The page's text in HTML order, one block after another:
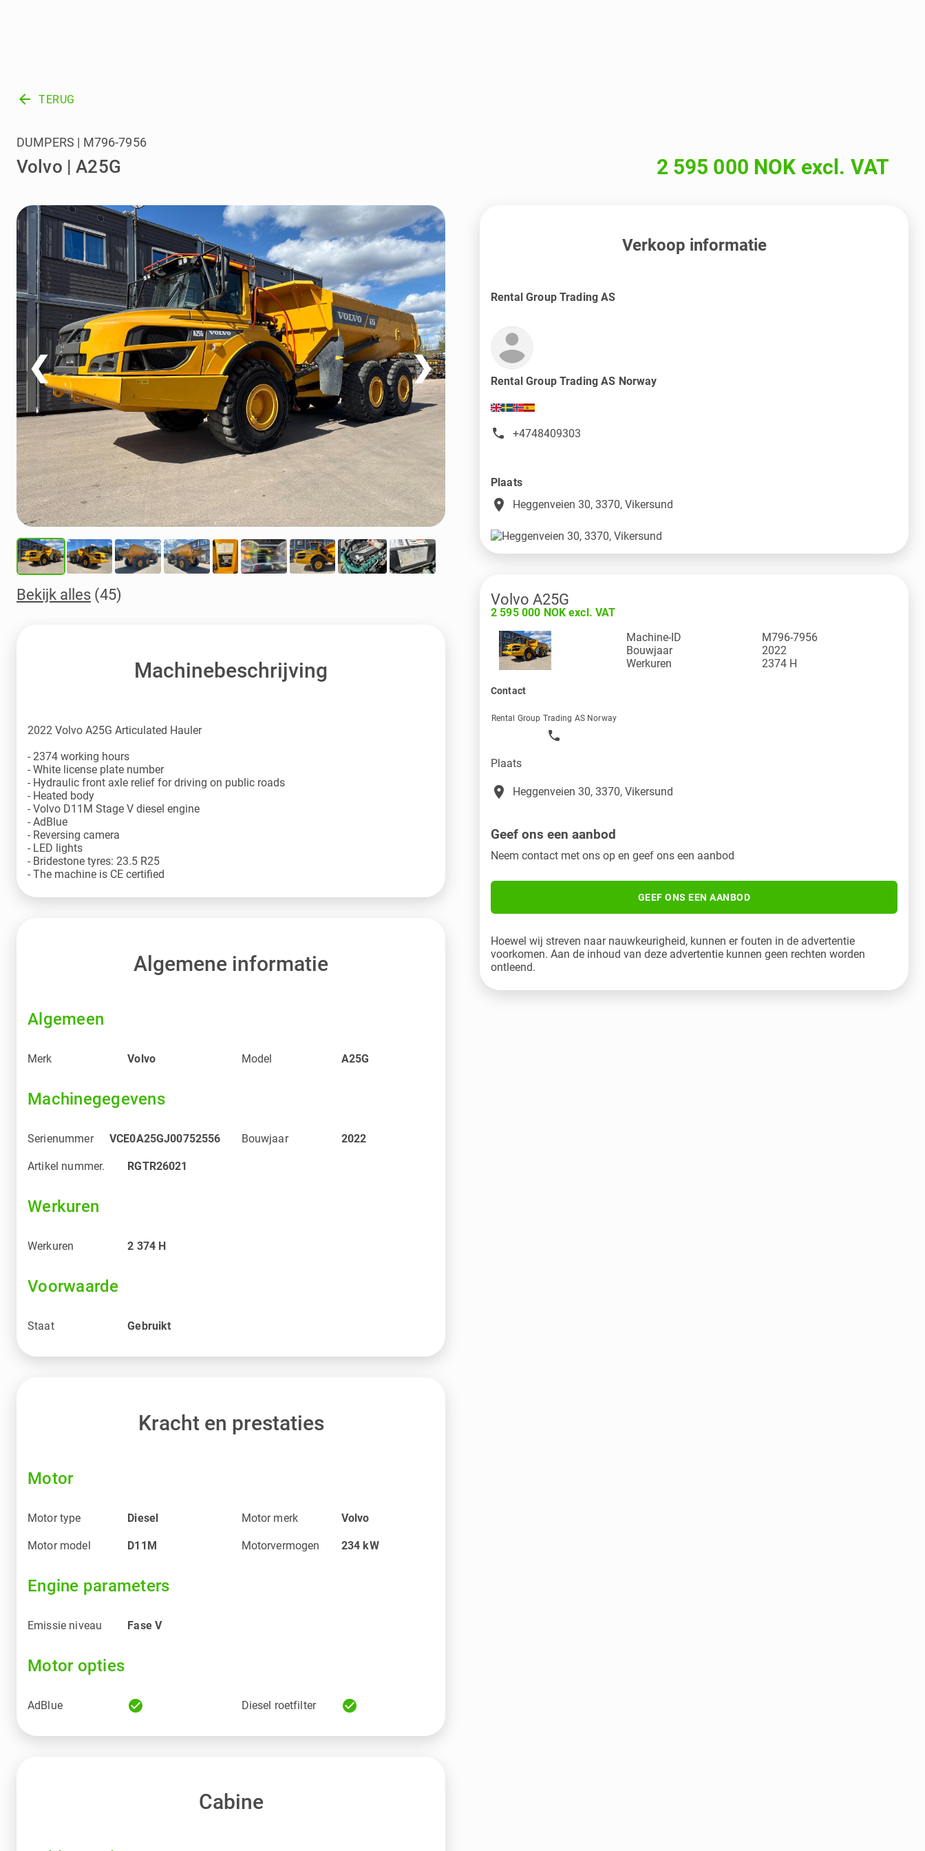
arrow_back TERUG
Volvo | A25G
DUMPERS | M796-7956
2 595 000 NOK excl. VAT
❮ ❯
Bekijk alles (45)
Machinebeschrijving
2022 Volvo A25G Articulated Hauler
- 2374 working hours
- White license plate number
- Hydraulic front axle relief for driving on public roads
- Heated body
- Volvo D11M Stage V diesel engine
- AdBlue
- Reversing camera
- LED lights
- Bridestone tyres: 23.5 R25
- The machine is CE certified
Algemene informatie
Algemeen
Merk Volvo Model A25G
Machinegegevens
Serienummer VCE0A25GJ00752556 Bouwjaar 2022
Artikel nummer. RGTR26021
Werkuren
Werkuren 2 374 H
Voorwaarde
Staat Gebruikt
Kracht en prestaties
Motor
Motor type Diesel Motor merk Volvo
Motor model D11M Motorvermogen 234 kW
Engine parameters
Emissie niveau Fase V
Motor opties
AdBlue check_circle Diesel roetfilter check_circle
Cabine
Verkoop informatie
Rental Group Trading AS
Rental Group Trading AS Norway
+4748409303
Plaats
place Heggenveien 30, 3370, Vikersund
Volvo A25G
2 595 000 NOK excl. VAT
Machine-ID
M796-7956
Bouwjaar
2022
Werkuren
2374 H
Contact
Rental Group Trading AS Norway
Plaats
place Heggenveien 30, 3370, Vikersund
Geef ons een aanbod
Neem contact met ons op en geef ons een aanbod
GEEF ONS EEN AANBOD
Hoewel wij streven naar nauwkeurigheid, kunnen er fouten in de advertentie
voorkomen. Aan de inhoud van deze advertentie kunnen geen rechten worden
ontleend.